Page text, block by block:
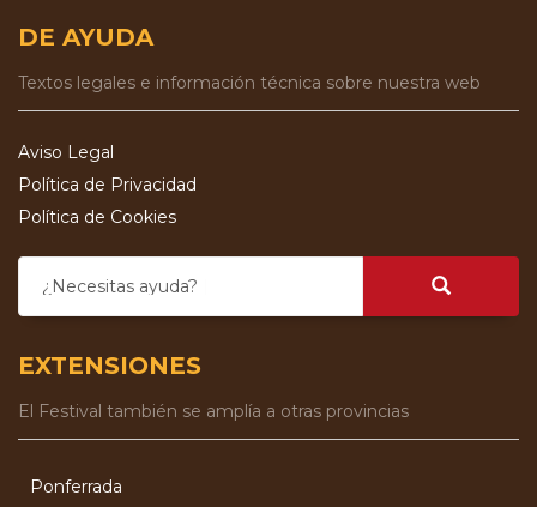
DE AYUDA
Textos legales e información técnica sobre nuestra web
Aviso Legal
Política de Privacidad
Política de Cookies
¿Necesitas ayuda?
EXTENSIONES
El Festival también se amplía a otras provincias
Ponferrada